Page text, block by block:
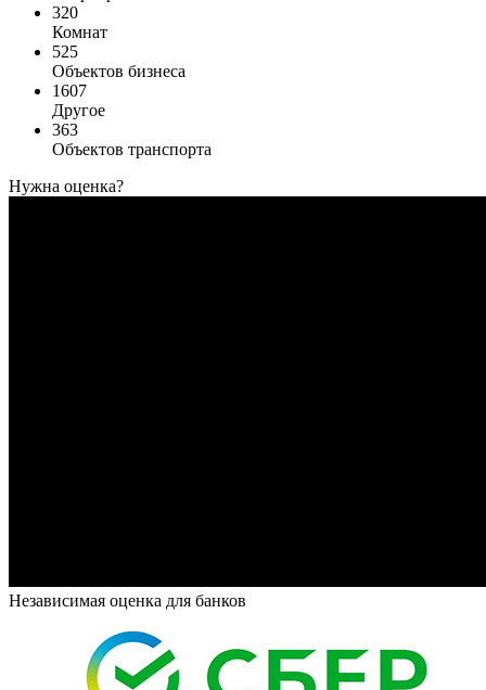
320
Комнат
525
Объектов бизнеса
1607
Другое
363
Объектов транспорта
Нужна оценка?
Независимая оценка для банков